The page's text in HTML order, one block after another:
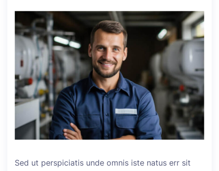
Sed ut perspiciatis unde omnis iste natus err sit